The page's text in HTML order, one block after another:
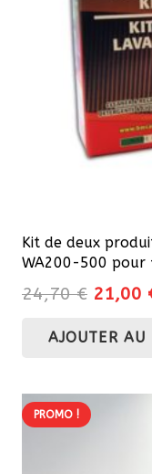
Kit de deux
WA200-500
24,70€ Le
initial
21,00
AJOUTER AU
PROMO !